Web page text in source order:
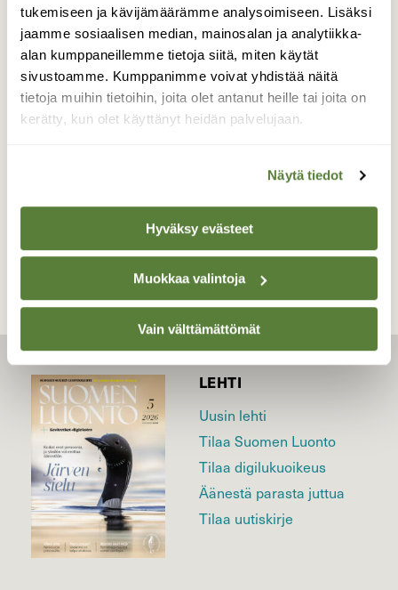
tukemiseen ja kävijämäärämme analysoimiseen. Lisäksi
jaamme sosiaalisen median, mainosalan ja analytiikka-
alan kumppaneillemme tietoja siitä, miten käytät
sivustoamme. Kumppanimme voivat yhdistää näitä
tietoja muihin tietoihin, joita olet antanut heille tai joita on
kerätty, kun olet käyttänyt heidän palvelujaan.
Näytä tiedot
Hyväksy evästeet
Muokkaa valintoja
Vain välttämättömät
Upea kukinta
Kirsikkapuun kukinnan lumoava kauneus
luonnossa oli upea.
LEHTI
Uusin lehti
Tilaa Suomen Luonto
Tilaa digilukuoikeus
Äänestä parasta juttua
Tilaa uutiskirje